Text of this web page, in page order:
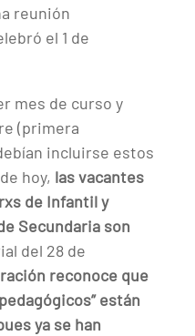
reunión
el 1 de
mes de curso y
(primera
incluirse estos
hoy, las vacantes
de Infantil y
Secundaria son
del 28 de
reconoce que
están
ya se han